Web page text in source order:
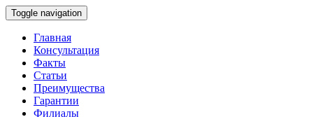
Toggle navigation
Главная
Консультация
Факты
Статьи
Преимущества
Гарантии
Филиалы